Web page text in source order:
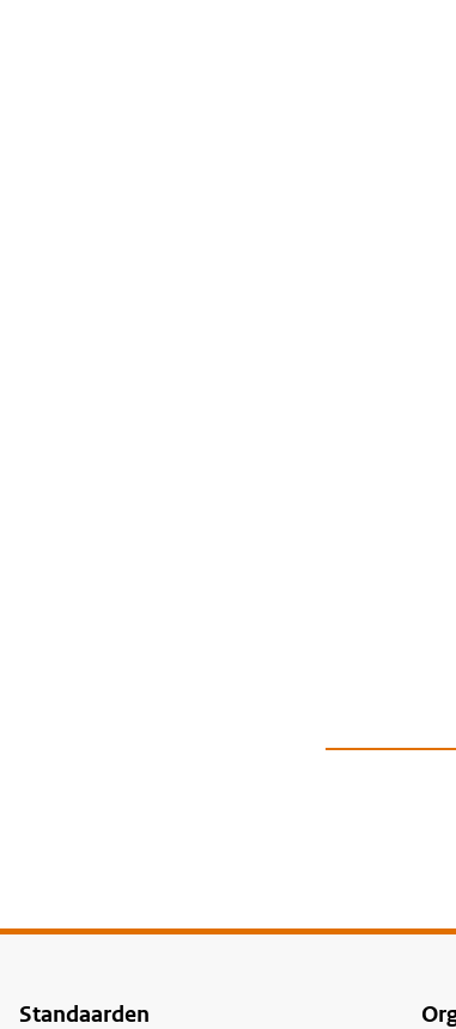
Voet
Standaarden